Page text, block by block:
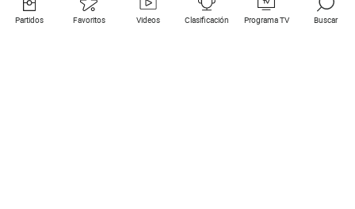
Partidos Favoritos Videos Clasificación Programa TV Buscar